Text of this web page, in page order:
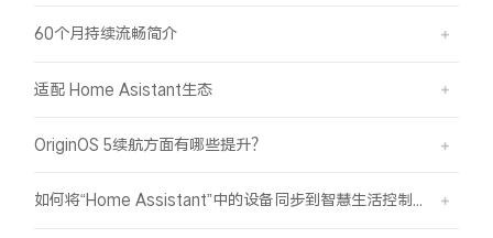
60个月持续流畅简介
适配 Home Asistant生态
OriginOS 5续航方面有哪些提升？
如何将“Home Assistant”中的设备同步到智慧生活控制？